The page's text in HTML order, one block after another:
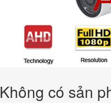
Không có sản